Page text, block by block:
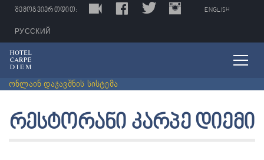
ᲨᲔᲛᲝᲒᲕᲘᲔᲠᲗᲓᲘᲗ: FACEBOOK TWITTERINSTAGRAM
TRIPADVISOR
ENGLISH
РУССКИЙ
ონლაინ დაჯავშნის სისტემა
რესტორანი კარპე დიემი